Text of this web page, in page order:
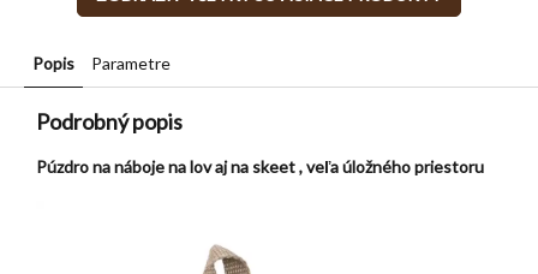
Popis Parametre
Podrobný popis
Púzdro na náboje na lov aj na skeet ,veľa úložného priestoru